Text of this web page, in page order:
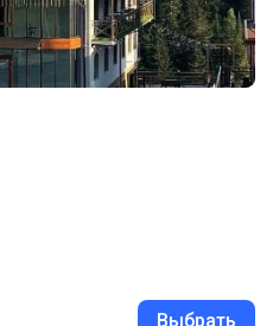
Выбрать